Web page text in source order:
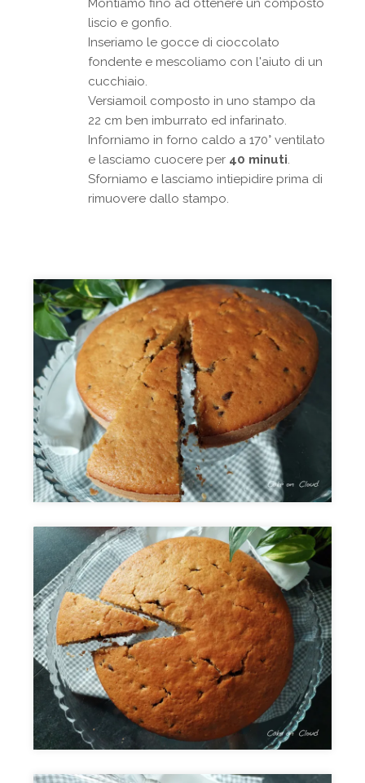
Montiamo fino ad ottenere un composto
liscio e gonfio.
Inseriamo le gocce di cioccolato
fondente e mescoliamo con l'aiuto di un
cucchiaio.
Versiamoil composto in uno stampo da
22 cm ben imburrato ed infarinato.
Inforniamo in forno caldo a 170° ventilato
e lasciamo cuocere per 40 minuti.
Sforniamo e lasciamo intiepidire prima di
rimuovere dallo stampo.